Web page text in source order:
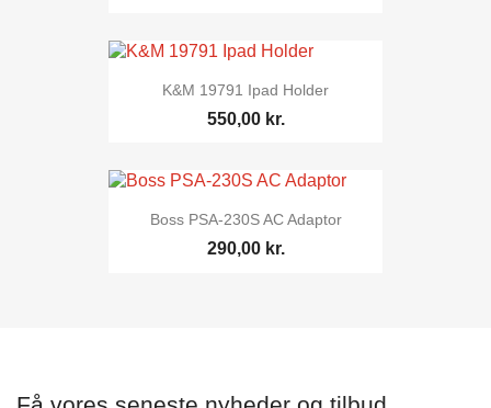
K&M 19791 Ipad Holder
550,00 kr.
Boss PSA-230S AC Adaptor
290,00 kr.